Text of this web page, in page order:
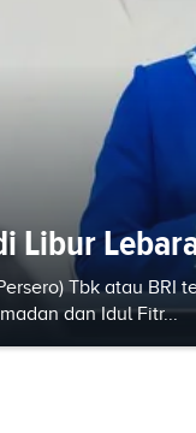
Libur
Tbk atau
dan Idul Fitr...